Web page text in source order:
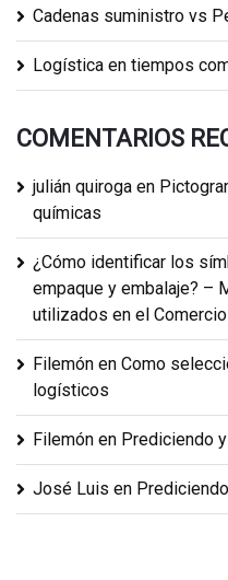
Cadenas suministro vs
Logística en tiempos
COMENTARIOS
julián quiroga en
químicas
¿Cómo identificar los
empaque y embalaje? –
utilizados en el
Filemón en Como
logísticos
Filemón en Prediciendo
José Luis en